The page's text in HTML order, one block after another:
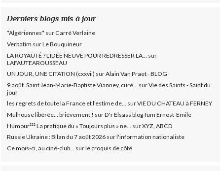
Derniers blogs mis à jour
*Algériennes* surCarré Verlaine
Verbatim surLe Bouquineur
LA ROYAUTÉ ? L'IDÉE NEUVE POUR REDRESSER LA...
sur
LAFAUTEAROUSSEAU
UN JOUR, UNE CITATION (cxxvii) surAlain Van Praet - BLOG
9 août. Saint Jean-Marie-Baptiste Vianney, curé...
surVie des Saints - Saint du
jour
les regrets de toute la France et l'estime de... surVIE DU CHATEAU à FERNEY
Mulhouse libérée… brièvement ! surD'r Elsass blog fum Ernest-Emile
Humour²²² La pratique du « Toujours plus » ne...
surXYZ, ABCD
Russie Ukraine : Bilan du 7 août 2026 surl'information nationaliste
Ce mois-ci, au ciné-club...
surle croquis de côté